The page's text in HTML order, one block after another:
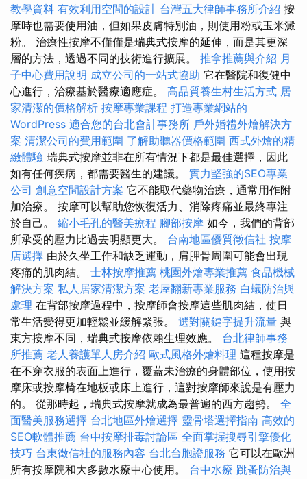
教學資料 有效利用空間的設計 台灣五大律師事務所介紹 按
摩時也需要使用油，但如果皮膚特別油，則使用粉或玉米澱
粉。 治療性按摩不僅僅是瑞典式按摩的延伸，而是其更深
層的方法，透過不同的技術進行擴展。 推拿推薦與介紹 月
子中心費用說明 成立公司的一站式協助 它在醫院和復健中
心進行，治療基於醫療適應症。 高品質養生村生活方式 居
家清潔的價格解析 按摩專業課程 打造專業網站的
WordPress 適合您的台北會計事務所 戶外婚禮外燴解決方
案 清潔公司的費用範圍 了解助聽器價格範圍 西式外燴的精
緻體驗 瑞典式按摩並非在所有情況下都是最佳選擇，因此
如有任何疾病，都需要醫生的建議。 實力堅強的SEO專業
公司 創意空間設計方案 它不能取代藥物治療，通常用作附
加治療。 按摩可以幫助您恢復活力、消除疼痛並最終專注
於自己。 縮小毛孔的醫美療程 腳部按摩 如今，我們的背部
所承受的壓力比過去明顯更大。 台南地區優質徵信社 按摩
店選擇 由於久坐工作和缺乏運動，肩胛骨周圍可能會出現
疼痛的肌肉結。 士林按摩推薦 桃園外燴專業推薦 食品機械
解決方案 私人居家清潔方案 老屋翻新專業服務 白蟻防治與
處理 在背部按摩過程中，按摩師會按摩這些肌肉結，使日
常生活變得更加輕鬆並緩解緊張。 選對關鍵字提升流量 與
東方按摩不同，瑞典式按摩依賴生理效應。 台北律師事務
所推薦 老人養護單人房介紹 歐式風格外燴料理 這種按摩是
在不穿衣服的表面上進行，覆蓋未治療的身體部位，使用按
摩床或按摩椅在地板或床上進行，這對按摩師來說是有壓力
的。 從那時起，瑞典式按摩就成為最普遍的西方趨勢。 全
面醫美服務選擇 台北地區外燴選擇 靈骨塔選擇指南 高效的
SEO軟體推薦 台中按摩排毒討論區 全面掌握搜尋引擎優化
技巧 台東徵信社的服務內容 台北台胞證服務 它可以在歐洲
所有按摩院和大多數水療中心使用。 台中水療 跳蚤防治與